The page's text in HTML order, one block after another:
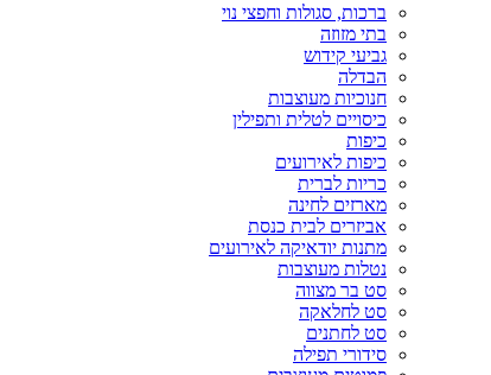
ברכות, סגולות וחפצי נוי
בתי מזוזה
גביעי קידוש
הבדלה
חנוכיות מעוצבות
כיסויים לטלית ותפילין
כיפות
כיפות לאירועים
כריות לברית
מארזים לחינה
אביזרים לבית כנסת
מתנות יודאיקה לאירועים
נטלות מעוצבות
סט בר מצווה
סט לחלאקה
סט לחתנים
סידורי תפילה